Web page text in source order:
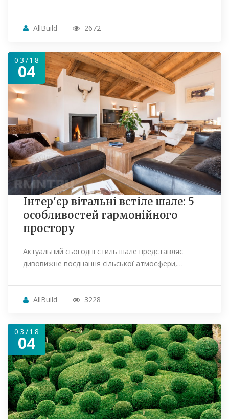
AllBuild 2672
03/18
04
Інтер'єр вітальні встіле шале: 5
особливостей гармонійного
простору
Актуальний сьогодні стиль шале представляє
дивовижне поєднання сільської атмосфери,…
AllBuild 3228
03/18
04